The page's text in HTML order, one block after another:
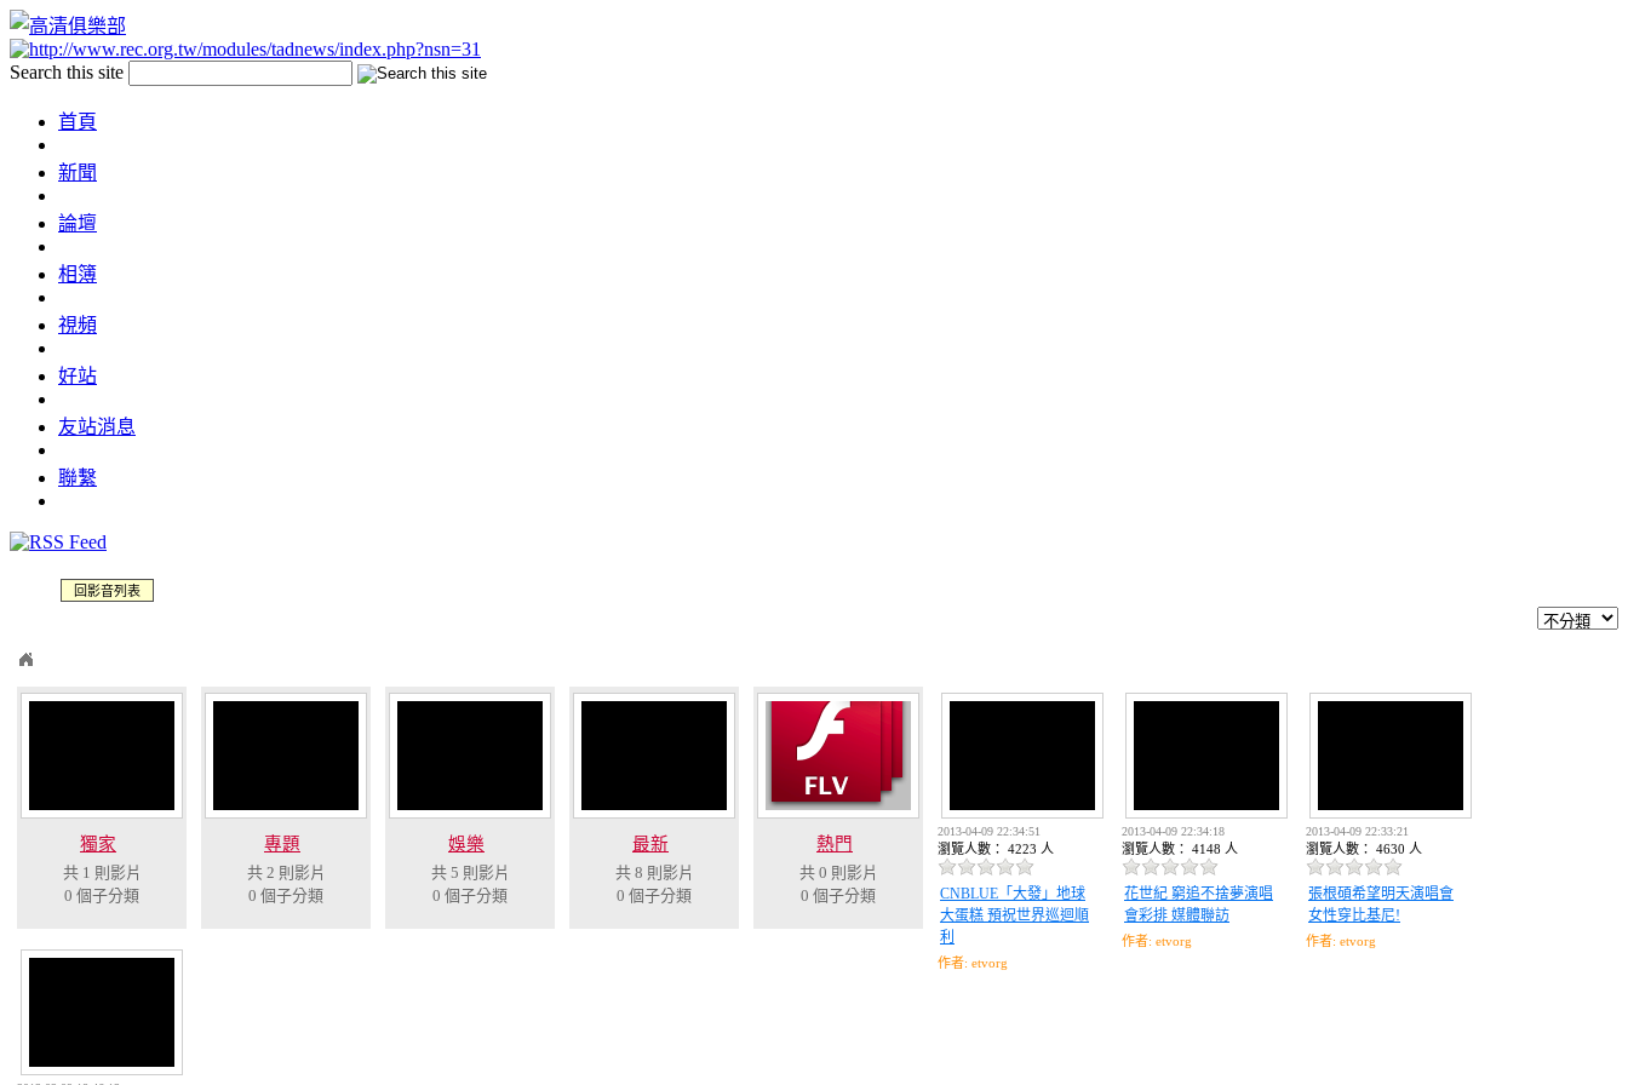
Search this site
首頁
新聞
論壇
相簿
視頻
好站
友站消息
聯繫
回影音列表
獨家
共 1 則影片
0 個子分類
專題
共 2 則影片
0 個子分類
娛樂
共 5 則影片
0 個子分類
最新
共 8 則影片
0 個子分類
熱門
共 0 則影片
0 個子分類
2013-04-09 22:34:51
瀏覽人數： 4223 人
CNBLUE「大發」地球
大蛋糕 預祝世界巡迴順
利
作者: etvorg
2013-04-09 22:34:18
瀏覽人數： 4148 人
花世紀 窮追不捨夢演唱
會彩排 媒體聯訪
作者: etvorg
2013-04-09 22:33:21
瀏覽人數： 4630 人
張根碩希望明天演唱會
女性穿比基尼!
作者: etvorg